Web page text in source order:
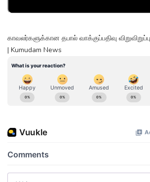
காவலர்களுக்கான தபால் வாக்குப்பதிவு
| Kumudam News